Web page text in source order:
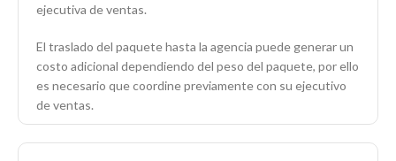
ejecutiva de ventas.
El traslado del paquete hasta la agencia puede generar un
costo adicional dependiendo del peso del paquete, por ello
es necesario que coordine previamente con su ejecutivo
de ventas.